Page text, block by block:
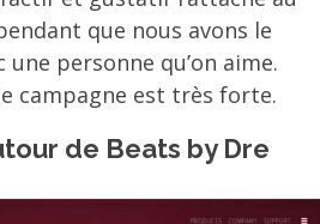
que nous avons le
une personne qu’on aime.
campagne est très forte.
de Beats by Dre